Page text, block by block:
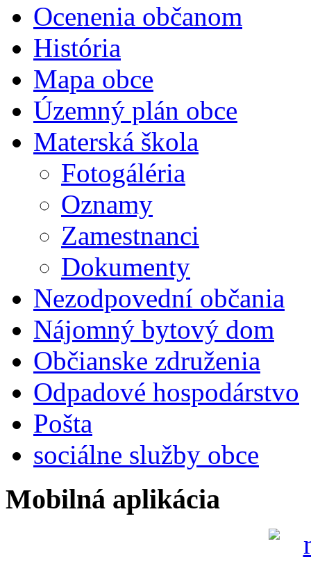
Ocenenia občanom
História
Mapa obce
Územný plán obce
Materská škola
Fotogáléria
Oznamy
Zamestnanci
Dokumenty
Nezodpovední občania
Nájomný bytový dom
Občianske združenia
Odpadové hospodárstvo
Pošta
sociálne služby obce
Mobilná aplikácia